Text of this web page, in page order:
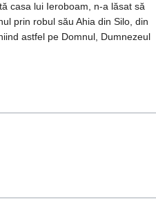
casa lui Ieroboam, n-a lăsat să
prin robul său Ahia din Silo, din
astfel pe Domnul, Dumnezeul